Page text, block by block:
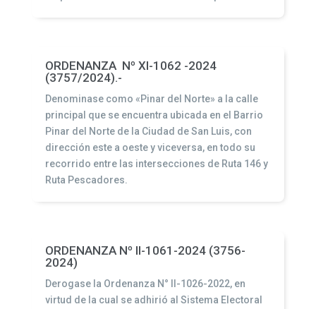
ORDENANZA Nº XI-1062 -2024
(3757/2024).-
Denominase como «Pinar del Norte» a la calle
principal que se encuentra ubicada en el Barrio
Pinar del Norte de la Ciudad de San Luis, con
dirección este a oeste y viceversa, en todo su
recorrido entre las intersecciones de Ruta 146 y
Ruta Pescadores.
ORDENANZA Nº II-1061-2024 (3756-
2024)
Derogase la Ordenanza N° II-1026-2022, en
virtud de la cual se adhirió al Sistema Electoral